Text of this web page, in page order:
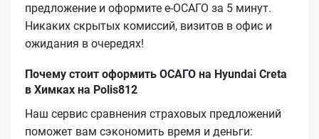
предложение и оформите е‑ОСАГО за 5 минут.
Никаких скрытых комиссий, визитов в офис и
ожидания в очередях!
Почему стоит оформить ОСАГО на Hyundai Creta
в Химках на Polis812
Наш сервис сравнения страховых предложений
поможет вам сэкономить время и деньги: